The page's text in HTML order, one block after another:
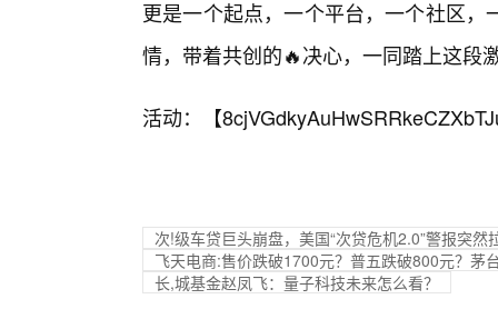
更是一个起点，一个平台，一个社区
情，带着共创的🔥决心，一同踏上这段
活动：【
次!级车贷巨头崩盘，美国“次贷危机2.0”警报突然
飞天电商:售价跌破1700元？普五跌破800元？茅
长,城基金赵凤飞：量子科技未来怎么看？